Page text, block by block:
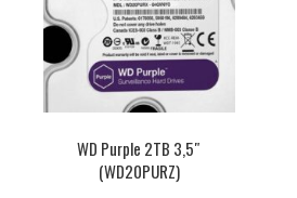
WD Purple 2TB 3,5″
(WD20PURZ)